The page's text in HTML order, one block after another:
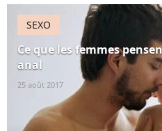
SEXO
Ce que les femmes
anal
25 août 2017